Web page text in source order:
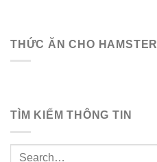
THỨC ĂN CHO HAMSTER
TÌM KIẾM THÔNG TIN